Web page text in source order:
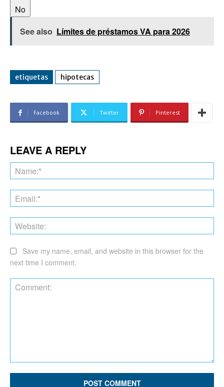
No
See also Límites de préstamos VA para 2026
etiquetas hipotecas
Facebook Twitter Pinterest
LEAVE A REPLY
Save my name, email, and website in this browser for the
next time I comment.